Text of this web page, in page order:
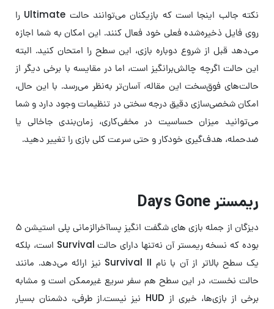
نکته جالب اینجا است که بازیکنان می‌توانند حالت Ultimate را
روی فایل ذخیره‌شده فعلی خود فعال کنند. این امکان به شما اجازه
می‌دهد قبل از شروع دوباره بازی، این سطح را امتحان کنید. البته
این حالت اگرچه چالش‌برانگیز است، اما در مقایسه با برخی دیگر از
حالت‌های فوق‌سخت این مقاله، آسان‌تر به‌نظر می‌رسد. با این حال،
امکان شخصی‌سازی دقیق درجه سختی در تنظیمات وجود دارد و شما
می‌توانید میزان حساسیت در مخفی‌کاری، زمان‌بندی جاخالی یا
ضدحمله، هدف‌گیری خودکار و حتی سرعت کلی بازی را تغییر دهید.
ریمستر Days Gone
دیزگان از جمله بازی های شگفت‌ انگیز پساآخرالزمانی پلی استیشن ۵
بوده که نسخه ریمستر آن نه‌تنها دارای حالت Survival است، بلکه
یک سطح بالاتر از آن با نام Survival II نیز ارائه می‌دهد. مانند
حالت نخست، در این سطح هم سفر سریع غیرممکن است و مشابه
برخی از بازی‌ها، خبری از HUD نیز نیست.از طرفی، دشمنان بسیار